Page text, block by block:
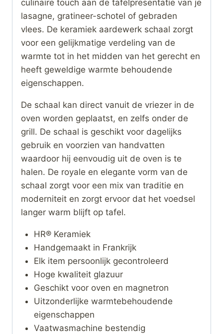
culinaire touch aan de tafelpresentatie van je
lasagne, gratineer-schotel of gebraden
vlees. De keramiek aardewerk schaal zorgt
voor een gelijkmatige verdeling van de
warmte tot in het midden van het gerecht en
heeft geweldige warmte behoudende
eigenschappen.
De schaal kan direct vanuit de vriezer in de
oven worden geplaatst, en zelfs onder de
grill. De schaal is geschikt voor dagelijks
gebruik en voorzien van handvatten
waardoor hij eenvoudig uit de oven is te
halen. De royale en elegante vorm van de
schaal zorgt voor een mix van traditie en
moderniteit en zorgt ervoor dat het voedsel
langer warm blijft op tafel.
HR® Keramiek
Handgemaakt in Frankrijk
Elk item persoonlijk gecontroleerd
Hoge kwaliteit glazuur
Geschikt voor oven en magnetron
Uitzonderlijke warmtebehoudende
eigenschappen
Vaatwasmachine bestendig